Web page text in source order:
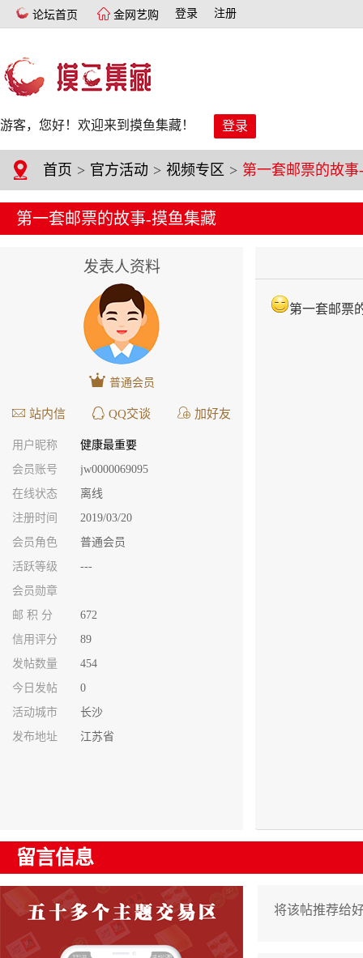
论坛首页 金网艺购 登录 注册
游客，您好！欢迎来到摸鱼集藏！ 登录
首页 > 官方活动 > 视频专区 >
第一套邮票的故事-摸鱼集藏
发表人资料
普通会员
站内信 QQ交谈 加好友
用户昵称
健康最重要
会员账号
jw0000069095
在线状态
离线
注册时间
2019/03/20
会员角色
普通会员
活跃等级
---
会员勋章
邮 积 分
672
信用评分
89
发帖数量
454
今日发帖
0
活动城市
长沙
发布地址
江苏省
第一套邮票
留言信息
将该帖推荐给